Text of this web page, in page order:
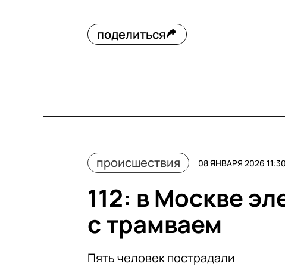
поделиться
происшествия 08 ЯНВАРЯ 2026 11:30
112: в Москве
с трамваем
Пять человек пострадали